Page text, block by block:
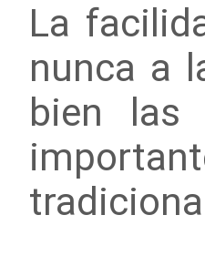
La
nunca a
bien las